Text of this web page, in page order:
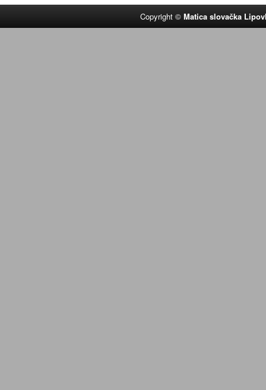
Copyright ©Matica slovačka